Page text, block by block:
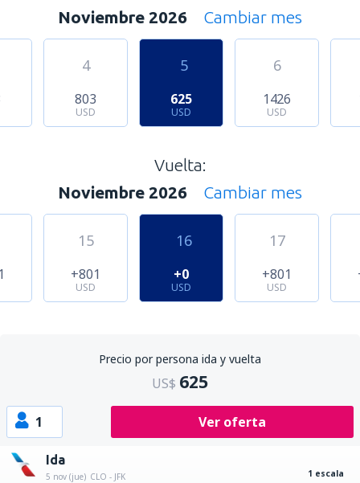
Noviembre 2026
Cambiar mes
4
803
USD
5
625
USD
6
1426
USD
Vuelta:
Noviembre 2026
Cambiar mes
15
+801
USD
16
+0
USD
17
+801
USD
Precio por persona ida y vuelta
US$ 625
1 Ver oferta
Ida
5 nov (jue) CLO - JFK 1 escala